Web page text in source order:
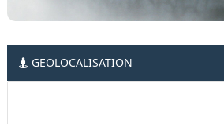
GEOLOCALISATION